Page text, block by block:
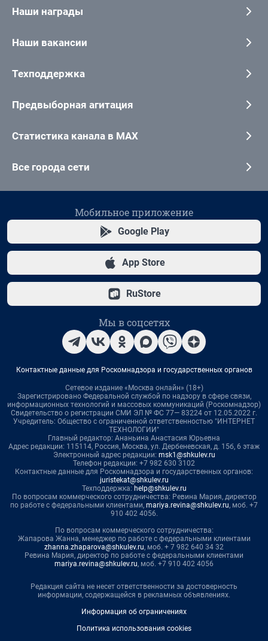
Наши награды
Наши вакансии
Техподдержка
Предвыборная агитация
Статистика канала в MAX
Все города сети
Мобильное приложение
Google Play
App Store
RuStore
Мы в соцсетях
Контактные данные для Роскомнадзора и государственных органов
Сетевое издание «Москва онлайн» (18+)
Зарегистрировано Федеральной службой по надзору в сфере связи,
информационных технологий и массовых коммуникаций (Роскомнадзор)
Свидетельство о регистрации СМИ ЭЛ № ФС 77— 83224 от 12.05.2022 г.
Учредитель: Общество с ограниченной ответственностью "ИНТЕРНЕТ
ТЕХНОЛОГИИ"
Главный редактор: Ананьина Анастасия Юрьевна
Адрес редакции: 115114, Россия, Москва, ул. Дербеневская, д. 15б, 6 этаж
Электронный адрес редакции: msk1@shkulev.ru
Телефон редакции: +7 982 630 3102
Контактные данные для Роскомнадзора и государственных органов:
juristekat@shkulev.ru
Техподдержка: help@shkulev.ru
По вопросам коммерческого сотрудничества: Ревина Мария, директор
по работе с федеральными клиентами, mariya.revina@shkulev.ru, моб. +7
910 402 4056.
По вопросам коммерческого сотрудничества:
Жапарова Жанна, менеджер по работе с федеральными клиентами
zhanna.zhaparova@shkulev.ru, моб. + 7 982 640 34 32
Ревина Мария, директор по работе с федеральными клиентами
mariya.revina@shkulev.ru, моб. +7 910 402 4056
Редакция сайта не несет ответственности за достоверность
информации, содержащейся в рекламных объявлениях.
Информация об ограничениях
Политика использования cookies